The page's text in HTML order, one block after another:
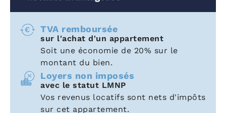
TVA remboursée
sur l'achat d'un appartement
Soit une économie de 20% sur le
montant du bien.
Loyers non imposés
avec le statut LMNP
Vos revenus locatifs sont nets d'impôts
sur cet appartement.